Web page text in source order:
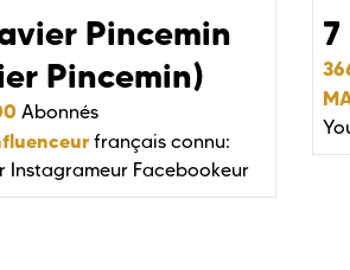
Pincemin
Pincemin)
Abonnés
français connu:
Instagrameur Facebookeur